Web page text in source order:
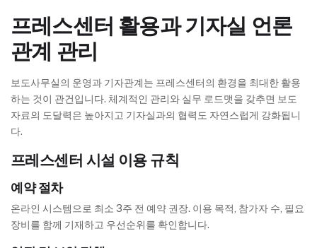
프레스센터 활용과 기자실 언론
관계 관리
보도사무실의 운영과 기자관계는 프레스센터의 환경을 최대한 활용
하는 것이 관건입니다. 체계적인 관리와 실무 로드맷을 갖추면 보도
자료의 도달력은 높아지고 기자실과의 협력도 자연스럽게 강화됩니
다.
프레스센터 시설 이용 규칙
예약 절차
온라인 시스템으로 최소 3주 전 예약 권장. 이용 목적, 참가자 수, 필요
장비를 함께 기재하고 우선순위를 확인합니다.